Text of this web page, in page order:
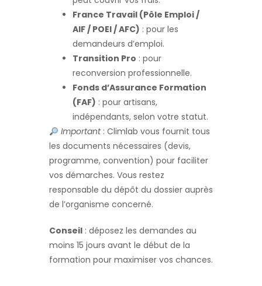
France Travail (Pôle Emploi /
AIF / POEI / AFC) : pour les
demandeurs d’emploi.
Transition Pro : pour
reconversion professionnelle.
Fonds d’Assurance Formation
(FAF) : pour artisans,
indépendants, selon votre statut.
Important: Climlab vous fournit tous
les documents nécessaires (devis,
programme, convention) pour faciliter
vos démarches. Vous restez
responsable du dépôt du dossier auprès
de l’organisme concerné.
Conseil : déposez les demandes au
moins 15 jours avant le début de la
formation pour maximiser vos chances.